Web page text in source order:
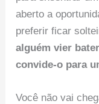
aberto a
preferir ficar
alguém vier
convide-o para
Você não vai